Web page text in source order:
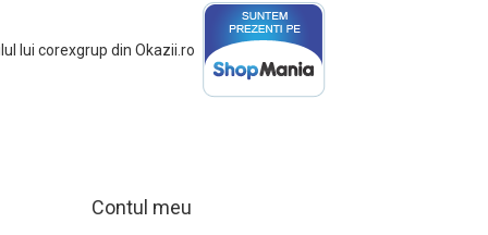
Contul meu